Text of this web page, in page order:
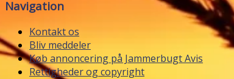
Navigation
Kontakt os
Bliv meddeler
Køb annoncering på Jammerbugt Avis
Rettigheder og copyright